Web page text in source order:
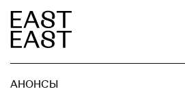
АНОНСЫ